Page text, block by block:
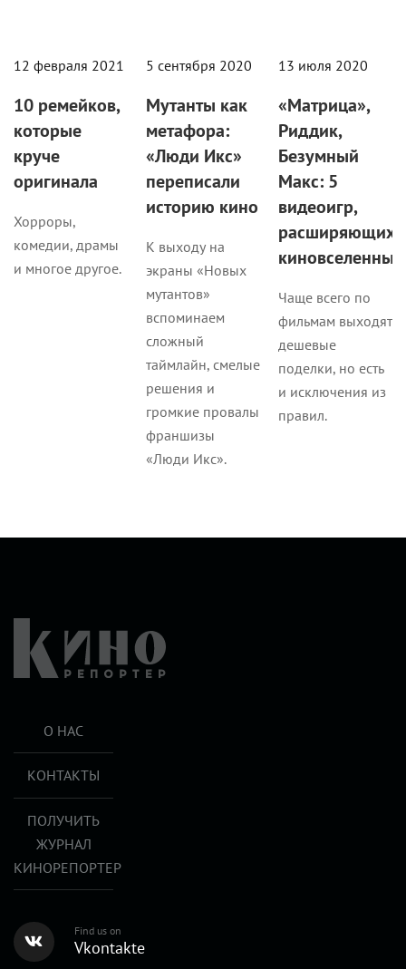
12 февраля 2021
10 ремейков,
которые
круче
оригинала
Хорроры,
комедии, драмы
и многое другое.
5 сентября 2020
Мутанты как
метафора:
«Люди Икс»
переписали
историю кино
К выходу на
экраны «Новых
мутантов»
вспоминаем
сложный
таймлайн, смелые
решения и
громкие провалы
франшизы
«Люди Икс».
13 июля 2020
«Матрица»,
Риддик,
Безумный
Макс: 5
видеоигр,
расширяющих
киновселенные
Чаще всего по
фильмам выходят
дешевые
поделки, но есть
и исключения из
правил.
О НАС
КОНТАКТЫ
ПОЛУЧИТЬ
ЖУРНАЛ
КИНОРЕПОРТЕР
Find us on
Vkontakte